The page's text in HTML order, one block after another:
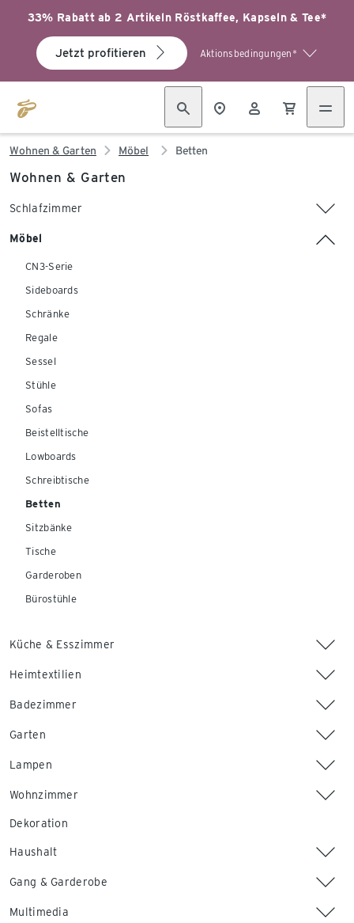
33% Rabatt ab 2 Artikeln Röstkaffee, Kapseln & Tee*
Jetzt profitieren Aktionsbedingungen*
Wohnen & Garten Möbel Betten
Wohnen & Garten
Schlafzimmer
Möbel
CN3-Serie
Sideboards
Schränke
Regale
Sessel
Stühle
Sofas
Beistelltische
Lowboards
Schreibtische
Betten
Sitzbänke
Tische
Garderoben
Bürostühle
Küche & Esszimmer
Heimtextilien
Badezimmer
Garten
Lampen
Wohnzimmer
Dekoration
Haushalt
Gang & Garderobe
Multimedia